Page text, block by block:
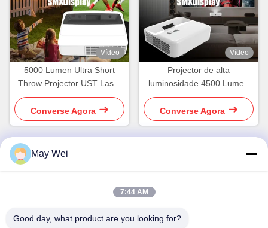
Vídeo
5000 Lumen Ultra Short
Throw Projector UST Laser
Multimédia Projector
Converse Agora
Vídeo
Projector de alta
luminosidade 4500 Lumen
Nativo 4k Ust para cinema
em casa
Converse Agora
611, Bloco A, Centro de Inovação Zhihui, Xixiang Street,
May Wei
7:44 AM
Good day, what product are you looking for?